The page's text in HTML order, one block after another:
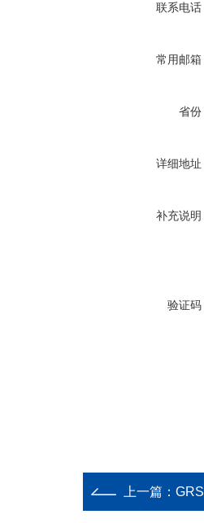
联系电话
常用邮箱
省份
详细地址
补充说明
验证码
上一篇：